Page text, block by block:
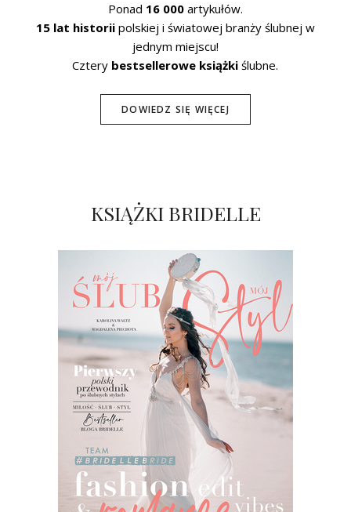
Ponad 16 000artykułów.
15 lat historiipolskiej i światowej branży ślubnej w
jednym miejscu!
Cztery bestsellerowe książki ślubne.
DOWIEDZ SIĘ WIĘCEJ
KSIĄŻKI BRIDELLE